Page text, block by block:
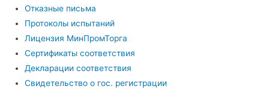
Отказные письма
Протоколы испытаний
Лицензия МинПромТорга
Сертификаты соответствия
Декларации соответствия
Свидетельство о гос. регистрации